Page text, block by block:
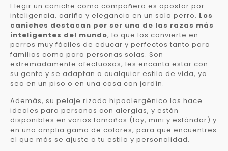
Elegir un caniche como compañero es apostar por
inteligencia, cariño y elegancia en un solo perro. Los
caniches destacan por ser una de las razas más
inteligentes del mundo, lo que los convierte en
perros muy fáciles de educar y perfectos tanto para
familias como para personas solas. Son
extremadamente afectuosos, les encanta estar con
su gente y se adaptan a cualquier estilo de vida, ya
sea en un piso o en una casa con jardín.
Además, su pelaje rizado hipoalergénico los hace
ideales para personas con alergias, y están
disponibles en varios tamaños (toy, mini y estándar) y
en una amplia gama de colores, para que encuentres
el que más se ajuste a tu estilo y personalidad.